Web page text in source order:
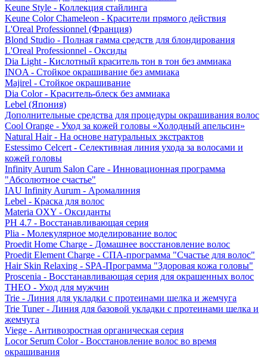
Keune Style - Коллекция стайлинга
Keune Color Chameleon - Красители прямого действия
L'Oreal Professionnel (Франция)
Blond Studio - Полная гамма средств для блондирования
L'Oreal Professionnel - Оксиды
Dia Light - Кислотный краситель тон в тон без аммиака
INOA - Стойкое окрашивание без аммиака
Majirel - Стойкое окрашивание
Dia Color - Краситель-блеск без аммиака
Lebel (Япония)
Дополнительные средства для процедуры окрашивания волос
Cool Orange - Уход за кожей головы «Холодный апельсин»
Natural Hair - На основе натуральных экстрактов
Estessimo Celcert - Селективная линия ухода за волосами и
кожей головы
Infinity Aurum Salon Care - Инновационная программа
"Абсолютное счастье"
IAU Infinity Aurum - Аромалиния
Lebel - Краска для волос
Materia OXY - Оксиданты
PH 4.7 - Восстанавливающая серия
Plia - Молекулярное моделирование волос
Proedit Home Charge - Домашнее восстановление волос
Proedit Element Charge - СПА-программа "Счастье для волос"
Hair Skin Relaxing - SPA-Программа "Здоровая кожа головы"
Proscenia - Восстанавливающая серия для окрашенных волос
THEO - Уход для мужчин
Trie - Линия для укладки с протеинами шелка и жемчуга
Trie Tuner - Линия для базовой укладки с протеинами шелка и
жемчуга
Viege - Антивозростная органическая серия
Locor Serum Color - Восстановление волос во время
окрашивания